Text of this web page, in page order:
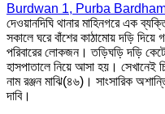
Burdwan 1, Purba
দেওয়ানদিঘি থানার মাহিনগরে এক
সকালে ঘরে বাঁশের কাঠামোয় দড়ি
পরিবারের লোকজন। তড়িঘড়ি দড়ি
হাসপাতালে নিয়ে আসা হয়। সেখানেই
নাম রঞ্জন মাঝি(৪৬)। সাংসারিক
দাবি।